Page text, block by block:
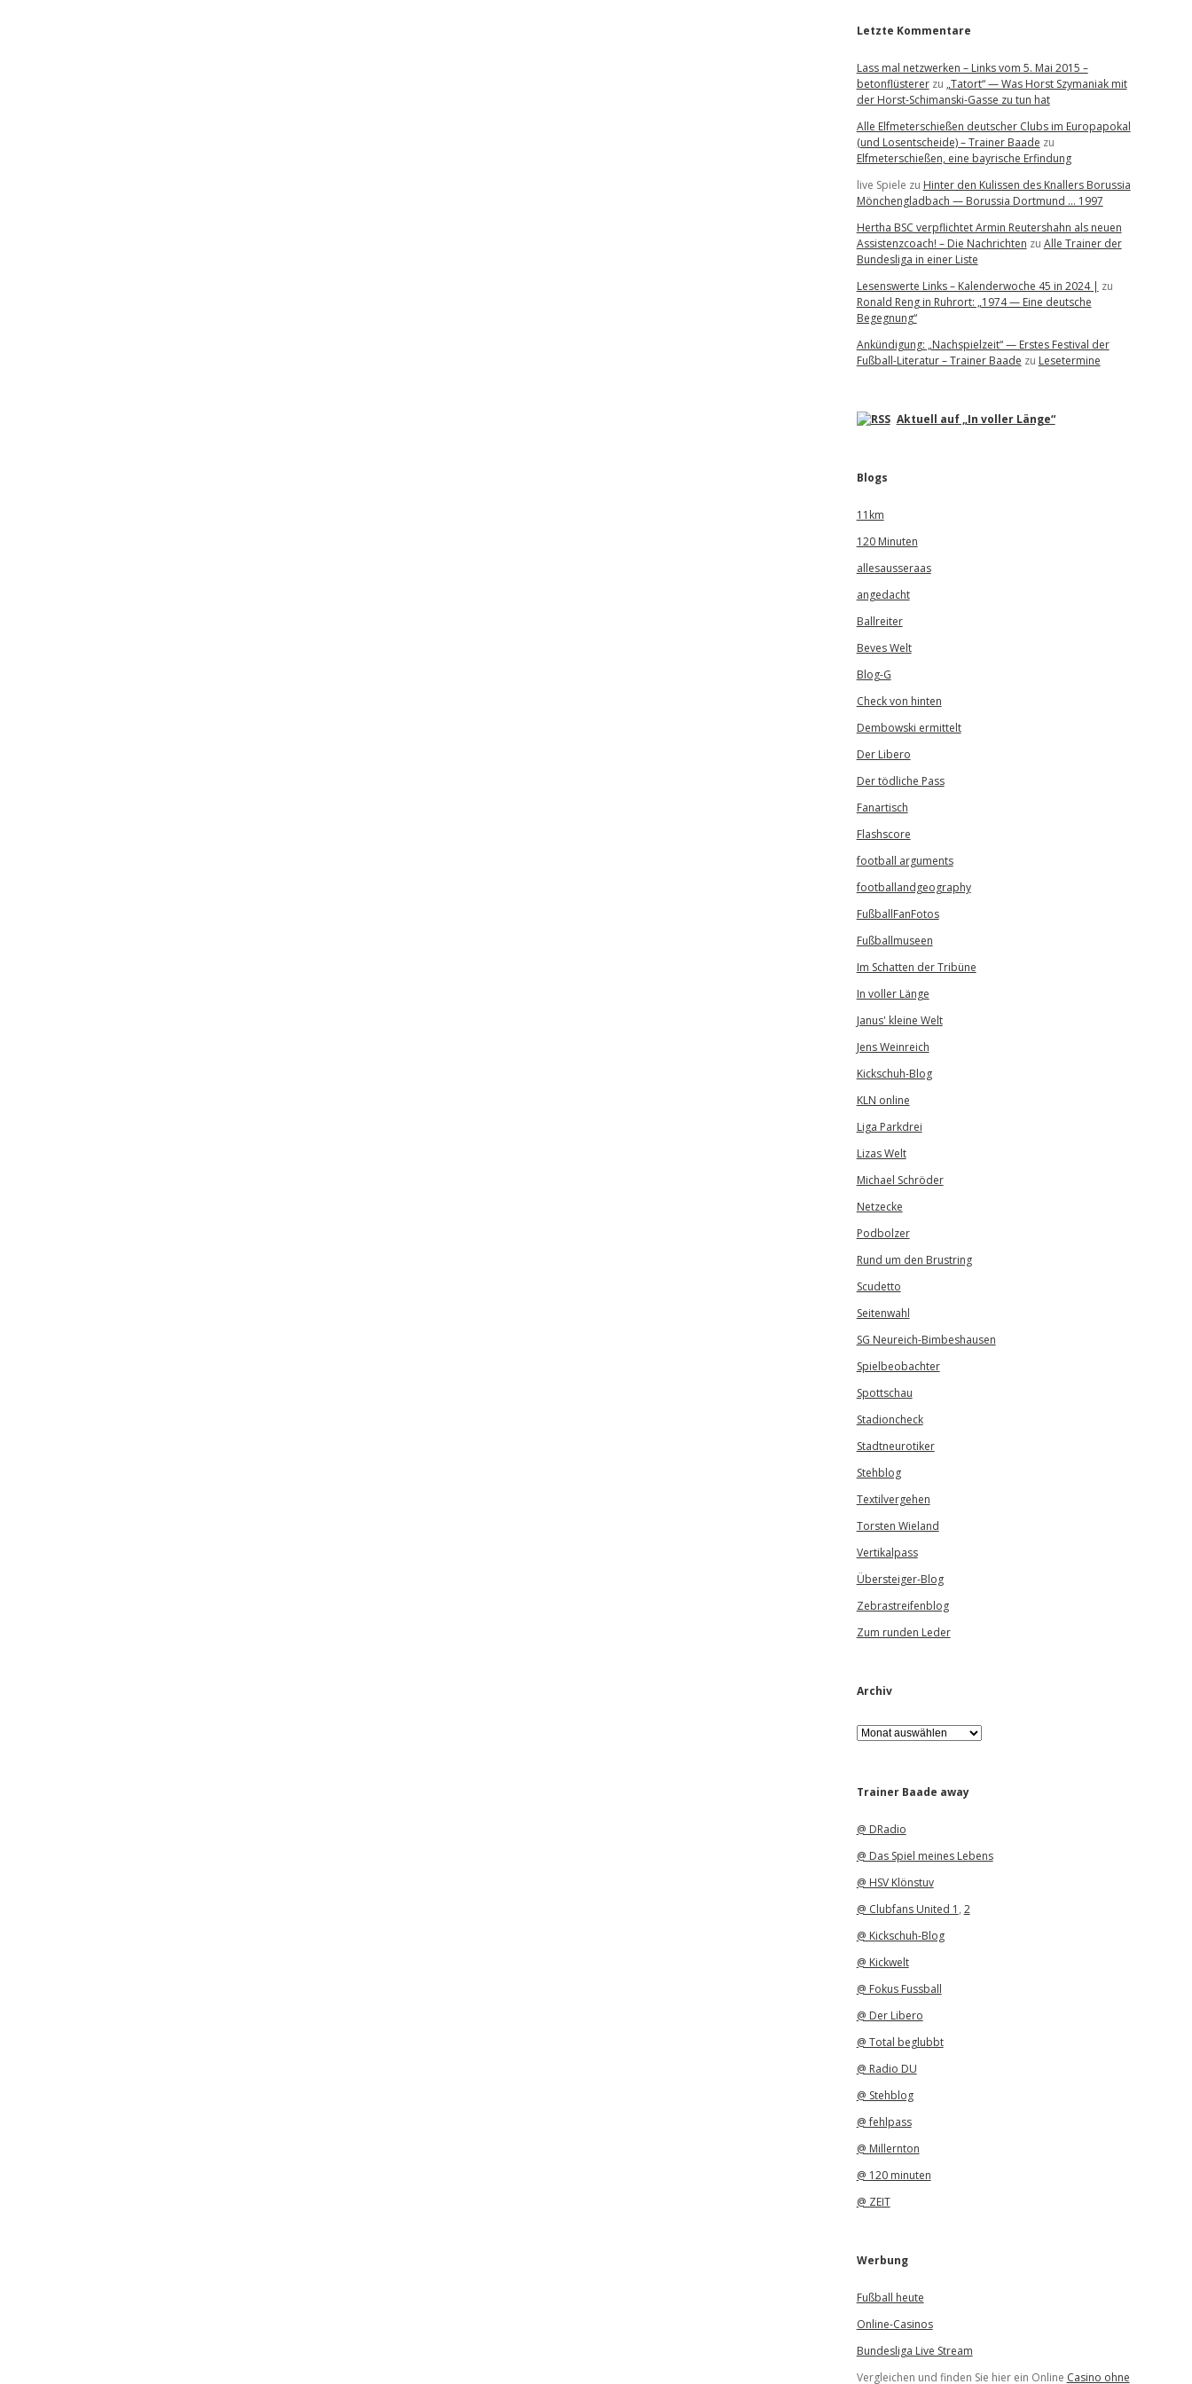
Letzte Kommentare
Lass mal netzwerken – Links vom 5. Mai 2015 –
betonflüstererzu „Tatort“ — Was Horst Szymaniak mit
der Horst-Schimanski-Gasse zu tun hat
Alle Elfmeterschießen deutscher Clubs im Europapokal
(und Losentscheide) – Trainer Baade zu
Elfmeterschießen, eine bayrische Erfindung
live Spiele zu Hinter den Kulissen des Knallers Borussia
Mönchengladbach — Borussia Dortmund … 1997
Hertha BSC verpflichtet Armin Reutershahn als neuen
Assistenzcoach! – Die Nachrichten zu Alle Trainer der
Bundesliga in einer Liste
Lesenswerte Links – Kalenderwoche 45 in 2024 | zu
Ronald Reng in Ruhrort: „1974 — Eine deutsche
Begegnung“
Ankündigung: „Nachspielzeit“ — Erstes Festival der
Fußball-Literatur – Trainer Baade zu Lesetermine
Aktuell auf „In voller Länge“
Blogs
11km
120 Minuten
allesausseraas
angedacht
Ballreiter
Beves Welt
Blog-G
Check von hinten
Dembowski ermittelt
Der Libero
Der tödliche Pass
Fanartisch
Flashscore
football arguments
footballandgeography
FußballFanFotos
Fußballmuseen
Im Schatten der Tribüne
In voller Länge
Janus' kleine Welt
Jens Weinreich
Kickschuh-Blog
KLN online
Liga Parkdrei
Lizas Welt
Michael Schröder
Netzecke
Podbolzer
Rund um den Brustring
Scudetto
Seitenwahl
SG Neureich-Bimbeshausen
Spielbeobachter
Spottschau
Stadioncheck
Stadtneurotiker
Stehblog
Textilvergehen
Torsten Wieland
Vertikalpass
Übersteiger-Blog
Zebrastreifenblog
Zum runden Leder
Archiv
A
r
iTrainer Baade away
@ DRadio
@ Das Spiel meines Lebens
@ HSV Klönstuv
@ Clubfans United 1 , 2
@ Kickschuh-Blog
@ Kickwelt
@ Fokus Fussball
@ Der Libero
@ Total beglubbt
@ Radio DU
@ Stehblog
@ fehlpass
@ Millernton
@ 120 minuten
@ ZEIT
Werbung
Fußball heute
Online-Casinos
Bundesliga Live Stream
Vergleichen und finden Sie hier ein Online Casino ohne